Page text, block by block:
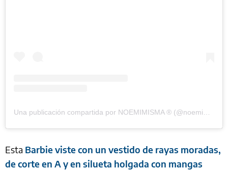
Esta Barbie viste con un vestido de rayas moradas,
de corte en A y en silueta holgada con mangas